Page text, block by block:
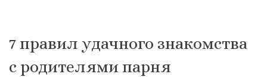
7 правил удачного знакомства
с родителями парня